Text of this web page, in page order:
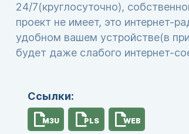
24/7(круглосуточно),
проект не имеет, это интернет-
удобном вашем устройстве(в
будет даже слабого интернет-
Ссылки:
M3U PLS WEB